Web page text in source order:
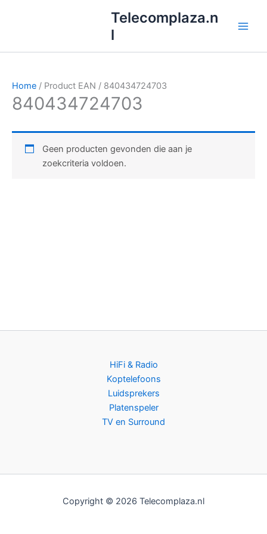
inhoud
Telecomplaza.n
l
Home / Product EAN / 840434724703
840434724703
Geen producten gevonden die aan je
zoekcriteria voldoen.
HiFi & Radio
Koptelefoons
Luidsprekers
Platenspeler
TV en Surround
Copyright © 2026 Telecomplaza.nl